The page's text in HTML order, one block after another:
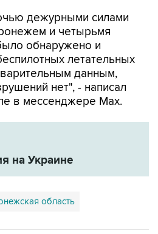
дежурными силами
и четырьмя
обнаружено и
летательных
данным,
нет", - написал
в мессенджере Max.
на Украине
область